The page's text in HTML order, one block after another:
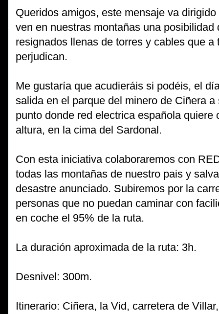
Queridos amigos, este mensaje va
ven en nuestras montañas una
resignados llenas de torres y cables que
perjudican.
Me gustaría que acudieráis si podéis, el
salida en el parque del minero de Ciñera
punto donde red electrica española quiere
altura, en la cima del Sardonal.
Con esta iniciativa colaboraremos con
todas las montañas de nuestro pais y
desastre anunciado. Subiremos por la
personas que no puedan caminar con
en coche el 95% de la ruta.
La duración aproximada de la ruta: 3h.
Desnivel: 300m.
Itinerario: Ciñera, la Vid, carretera de